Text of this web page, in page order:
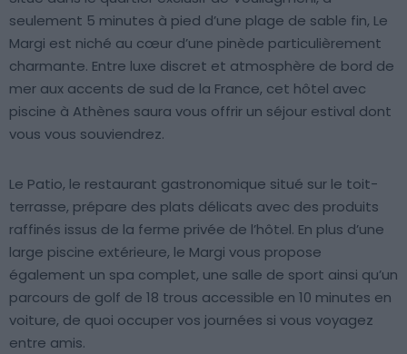
seulement 5 minutes à pied d’une plage de sable fin, Le
Margi est niché au cœur d’une pinède particulièrement
charmante. Entre luxe discret et atmosphère de bord de
mer aux accents de sud de la France, cet hôtel avec
piscine à Athènes saura vous offrir un séjour estival dont
vous vous souviendrez.
Le Patio, le restaurant gastronomique situé sur le toit-
terrasse, prépare des plats délicats avec des produits
raffinés issus de la ferme privée de l’hôtel. En plus d’une
large piscine extérieure, le Margi vous propose
également un spa complet, une salle de sport ainsi qu’un
parcours de golf de 18 trous accessible en 10 minutes en
voiture, de quoi occuper vos journées si vous voyagez
entre amis.